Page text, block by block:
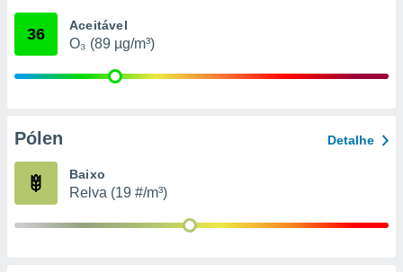
através
estudos
36 Aceitável
O₃ (89 µg/m³)
Pólen Detalhe
Baixo
Relva (19 #/m³)